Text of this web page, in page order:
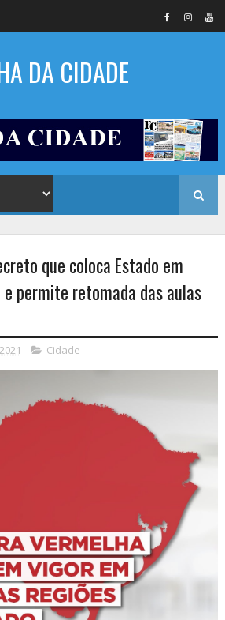
DA CIDADE
que coloca Estado em
permite retomada das aulas
Cidade